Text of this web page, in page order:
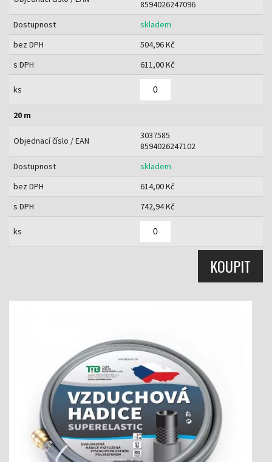
8594026247096
Dostupnost
skladem
bez DPH
504,96 Kč
s DPH
611,00 Kč
ks
20 m
Objednací číslo / EAN
3037585
8594026247102
Dostupnost
skladem
bez DPH
614,00 Kč
s DPH
742,94 Kč
ks